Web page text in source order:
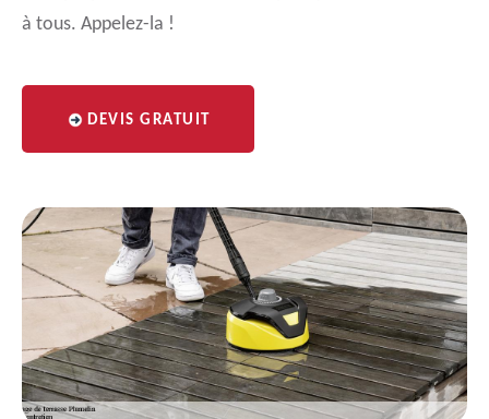
à tous. Appelez-la !
DEVIS GRATUIT